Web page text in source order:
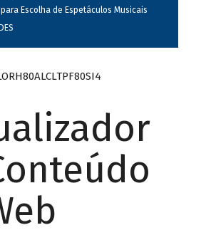
Escolha de Espetáculos Musicais